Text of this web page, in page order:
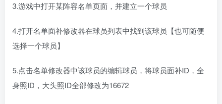
3.游戏中打开某阵容名单页面，并建立一个球员
4.打开名单面补修改器在球员列表中找到该球员【也可随便
选择一个球员】
5.点击名单修改器中该球员的编辑球员，将球员面补ID，全
身照ID，大头照ID全部修改为16672